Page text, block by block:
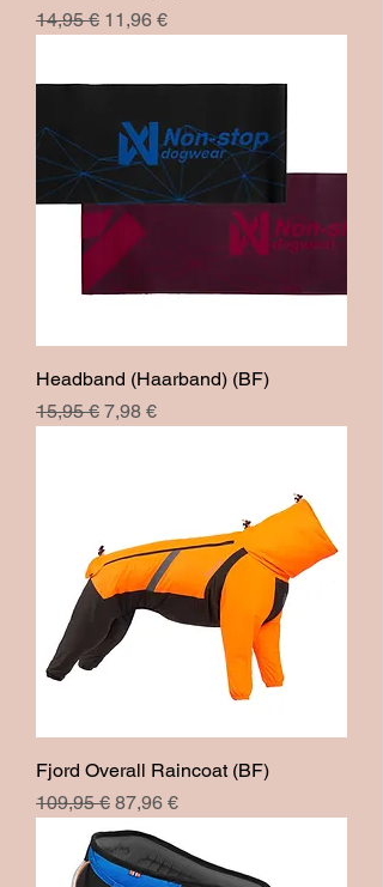
Prix original
14,95 € Prix promotionnel
11,96 €
Headband (Haarband) (BF)
Prix original
15,95 € Prix promotionnel
7,98 €
Fjord Overall Raincoat (BF)
Prix original
109,95 € Prix promotionnel
87,96 €